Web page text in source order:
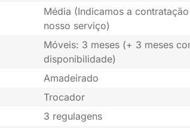
Média (Indicamos a
nosso serviço)
Móveis: 3 meses (+ 3 meses
disponibilidade)
Amadeirado
Trocador
3 regulagens